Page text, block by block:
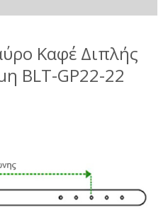
Καφέ Διπλής
BLT-GP22-22